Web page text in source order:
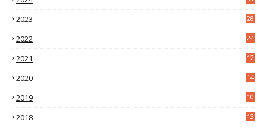
2023
28
2022
24
2021
12
2020
14
2019
10
2018
13